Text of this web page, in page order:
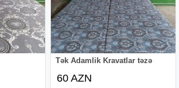
Tək Adamlik Kravatlar təzə
60 AZN